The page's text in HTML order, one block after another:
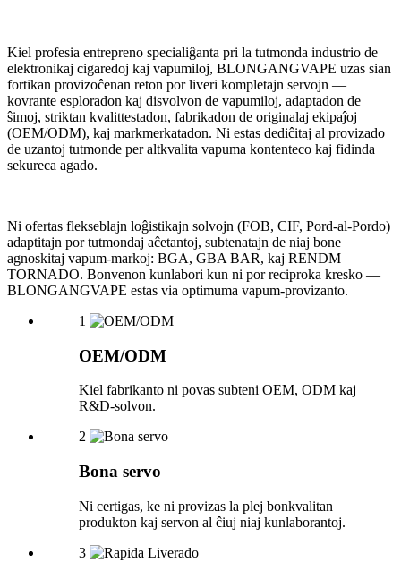
Kiel profesia entrepreno specialiĝanta pri la tutmonda industrio de
elektronikaj cigaredoj kaj vapumiloj, BLONGANGVAPE uzas sian
fortikan provizoĉenan reton por liveri kompletajn servojn —
kovrante esploradon kaj disvolvon de vapumiloj, adaptadon de
ŝimoj, striktan kvalittestadon, fabrikadon de originalaj ekipaĵoj
(OEM/ODM), kaj markmerkatadon. Ni estas dediĉitaj al provizado
de uzantoj tutmonde per altkvalita vapuma kontenteco kaj fidinda
sekureca agado.
Ni ofertas flekseblajn loĝistikajn solvojn (FOB, CIF, Pord-al-Pordo)
adaptitajn por tutmondaj aĉetantoj, subtenatajn de niaj bone
agnoskitaj vapum-markoj: BGA, GBA BAR, kaj RENDM
TORNADO. Bonvenon kunlabori kun ni por reciproka kresko —
BLONGANGVAPE estas via optimuma vapum-provizanto.
1
OEM/ODM
Kiel fabrikanto ni povas subteni OEM, ODM kaj
R&D-solvon.
2
Bona servo
Ni certigas, ke ni provizas la plej bonkvalitan
produkton kaj servon al ĉiuj niaj kunlaborantoj.
3